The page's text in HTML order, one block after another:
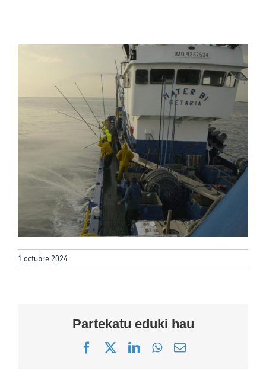
1 octubre 2024
Partekatu eduki hau
Facebook
X LinkedInWhatsApp
Correo